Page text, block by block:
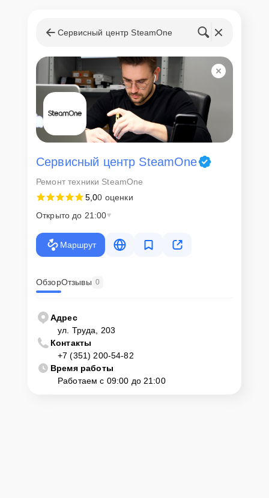
Сервисный центр SteamOne
Сервисный центр SteamOne
Ремонт техники SteamOne
5,00 оценки
Открыто до 21:00
Маршрут
ОбзорОтзывы 0
Адрес
ул. Труда, 203
Контакты
+7 (351) 200-54-82
Время работы
Работаем с 09:00 до 21:00